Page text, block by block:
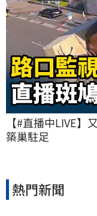
【#直播中LIVE
築巢駐足
熱門新聞